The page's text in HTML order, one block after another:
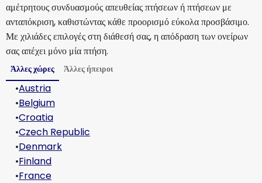
αμέτρητους συνδυασμούς απευθείας πτήσεων ή πτήσεων με
ανταπόκριση, καθιστώντας κάθε προορισμό εύκολα προσβάσιμο.
Με χιλιάδες επιλογές στη διάθεσή σας, η απόδραση των ονείρων
σας απέχει μόνο μία πτήση.
Άλλες χώρες Άλλες ήπειροι
•Austria
•Belgium
•Croatia
•Czech Republic
•Denmark
•Finland
•France